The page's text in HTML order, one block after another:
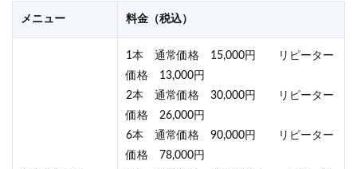
メニュー 料金（税込）
1本 通常価格 15,000円 リピーター
価格 13,000円
2本 通常価格 30,000円 リピーター
価格 26,000円
6本 通常価格 90,000円 リピーター
価格 78,000円